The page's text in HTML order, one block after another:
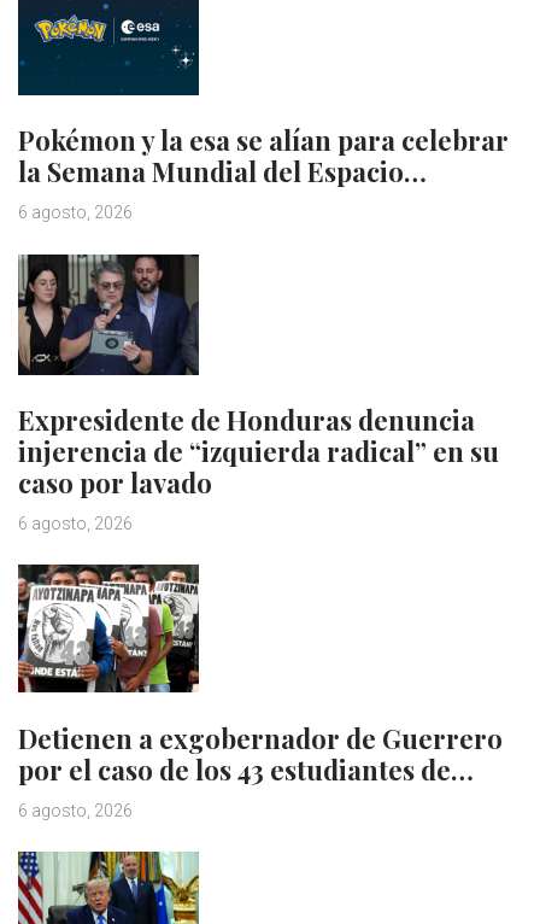
Pokémon y la esa se alían para celebrar
la Semana Mundial del Espacio…
6 agosto, 2026
Expresidente de Honduras denuncia
injerencia de “izquierda radical” en su
caso por lavado
6 agosto, 2026
Detienen a exgobernador de Guerrero
por el caso de los 43 estudiantes de…
6 agosto, 2026